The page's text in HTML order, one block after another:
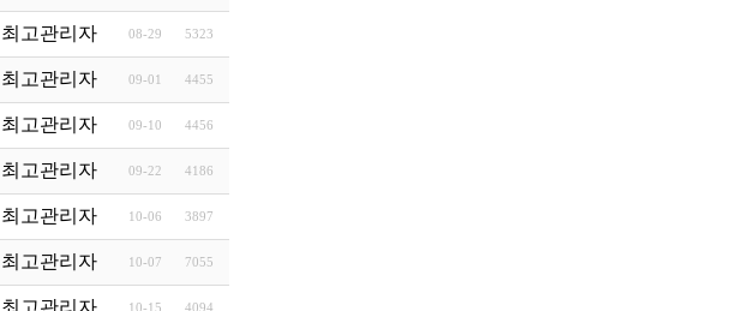
최고관리자 08-29 5323
최고관리자 09-01 4455
최고관리자 09-10 4456
최고관리자 09-22 4186
최고관리자 10-06 3897
최고관리자 10-07 7055
10-15 4094